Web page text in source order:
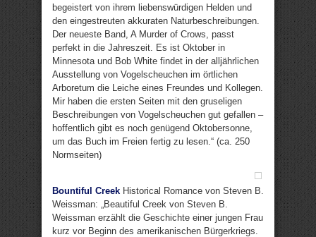
begeistert von ihrem liebenswürdigen Helden und
den eingestreuten akkuraten Naturbeschreibungen.
Der neueste Band, A Murder of Crows, passt
perfekt in die Jahreszeit. Es ist Oktober in
Minnesota und Bob White findet in der alljährlichen
Ausstellung von Vogelscheuchen im örtlichen
Arboretum die Leiche eines Freundes und Kollegen.
Mir haben die ersten Seiten mit den gruseligen
Beschreibungen von Vogelscheuchen gut gefallen –
hoffentlich gibt es noch genügend Oktobersonne,
um das Buch im Freien fertig zu lesen.“ (ca. 250
Normseiten)
Bountiful Creek Historical Romance von Steven B.
Weissman: „Beautiful Creek von Steven B.
Weissman erzählt die Geschichte einer jungen Frau
kurz vor Beginn des amerikanischen Bürgerkriegs.